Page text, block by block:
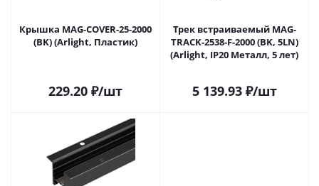
Крышка MAG-COVER-25-2000
(BK) (Arlight, Пластик)
229.20 ₽/шт
Трек встраиваемый MAG-
TRACK-2538-F-2000 (BK, 5LN)
(Arlight, IP20 Металл, 5 лет)
5 139.93₽/шт